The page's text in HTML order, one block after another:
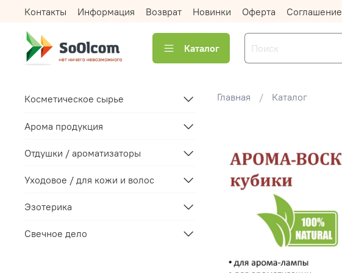
Контакты Информация Возврат Новинки Оферта Соглашение
Каталог
Главная Каталог
Косметическое сырье
Арома продукция
Отдушки / ароматизаторы
Уходовое / для кожи и волос
Эзотерика
Свечное дело